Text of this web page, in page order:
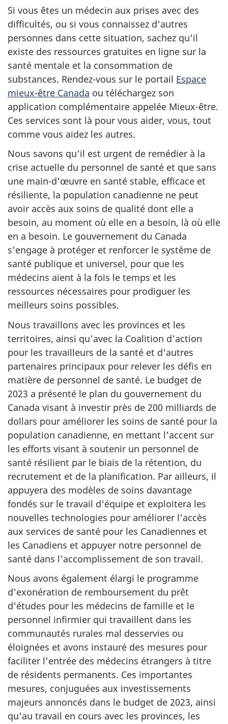
Si vous êtes un médecin aux prises avec des
difficultés, ou si vous connaissez d'autres
personnes dans cette situation, sachez qu'il
existe des ressources gratuites en ligne sur la
santé mentale et la consommation de
substances. Rendez-vous sur le portail Espace
mieux-être Canada ou téléchargez son
application complémentaire appelée Mieux-être.
Ces services sont là pour vous aider, vous, tout
comme vous aidez les autres.
Nous savons qu'il est urgent de remédier à la
crise actuelle du personnel de santé et que sans
une main-d'œuvre en santé stable, efficace et
résiliente, la population canadienne ne peut
avoir accès aux soins de qualité dont elle a
besoin, au moment où elle en a besoin, là où elle
en a besoin. Le gouvernement du Canada
s'engage à protéger et renforcer le système de
santé publique et universel, pour que les
médecins aient à la fois le temps et les
ressources nécessaires pour prodiguer les
meilleurs soins possibles.
Nous travaillons avec les provinces et les
territoires, ainsi qu'avec la Coalition d'action
pour les travailleurs de la santé et d'autres
partenaires principaux pour relever les défis en
matière de personnel de santé. Le budget de
2023 a présenté le plan du gouvernement du
Canada visant à investir près de 200 milliards de
dollars pour améliorer les soins de santé pour la
population canadienne, en mettant l'accent sur
les efforts visant à soutenir un personnel de
santé résilient par le biais de la rétention, du
recrutement et de la planification. Par ailleurs, il
appuyera des modèles de soins davantage
fondés sur le travail d'équipe et exploitera les
nouvelles technologies pour améliorer l'accès
aux services de santé pour les Canadiennes et
les Canadiens et appuyer notre personnel de
santé dans l'accomplissement de son travail.
Nous avons également élargi le programme
d'exonération de remboursement du prêt
d'études pour les médecins de famille et le
personnel infirmier qui travaillent dans les
communautés rurales mal desservies ou
éloignées et avons instauré des mesures pour
faciliter l'entrée des médecins étrangers à titre
de résidents permanents. Ces importantes
mesures, conjuguées aux investissements
majeurs annoncés dans le budget de 2023, ainsi
qu'au travail en cours avec les provinces, les